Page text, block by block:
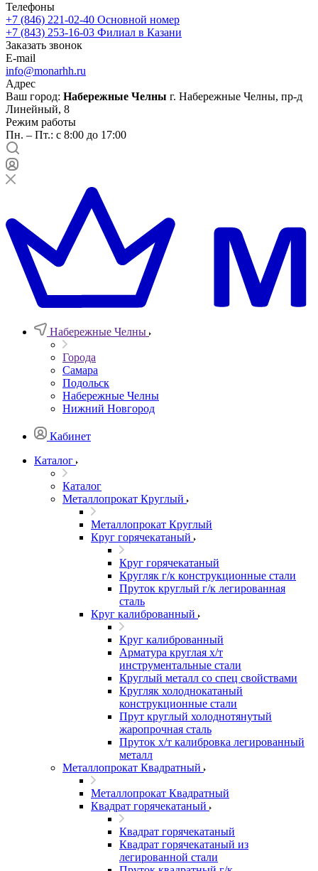
Телефоны
+7 (846) 221-02-40 Основной номер
+7 (843) 253-16-03 Филиал в Казани
Заказать звонок
E-mail
info@monarhh.ru
Адрес
Ваш город: Набережные Челны г. Набережные Челны, пр-д
Линейный, 8
Режим работы
Пн. – Пт.: с 8:00 до 17:00
Набережные Челны
Города
Самара
Подольск
Набережные Челны
Нижний Новгород
Кабинет
Каталог
Каталог
Металлопрокат Круглый
Металлопрокат Круглый
Круг горячекатаный
Круг горячекатаный
Кругляк г/к конструкционные стали
Пруток круглый г/к легированная
сталь
Круг калиброванный
Круг калиброванный
Арматура круглая х/т
инструментальные стали
Круглый металл со спец свойствами
Кругляк холоднокатаный
конструкционные стали
Прут круглый холоднотянутый
жаропрочная сталь
Пруток х/т калибровка легированный
металл
Металлопрокат Квадратный
Металлопрокат Квадратный
Квадрат горячекатаный
Квадрат горячекатаный
Квадрат горячекатаный из
легированной стали